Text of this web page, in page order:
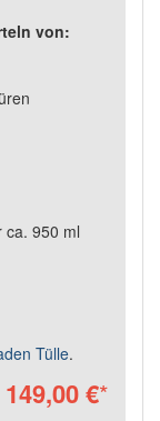
von:
ca. 950 ml
Tülle.
149,00 €*